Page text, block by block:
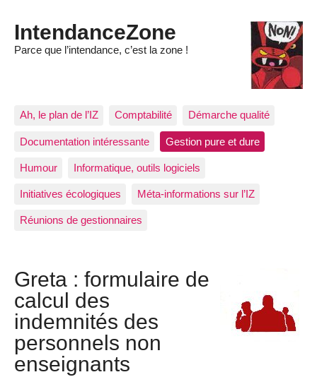
IntendanceZone
Parce que l’intendance, c’est la zone !
Ah, le plan de l’IZ Comptabilité Démarche qualité
Documentation intéressante Gestion pure et dure
Humour Informatique, outils logiciels
Initiatives écologiques Méta-informations sur l’IZ
Réunions de gestionnaires
Greta : formulaire de
calcul des
indemnités des
personnels non
enseignants